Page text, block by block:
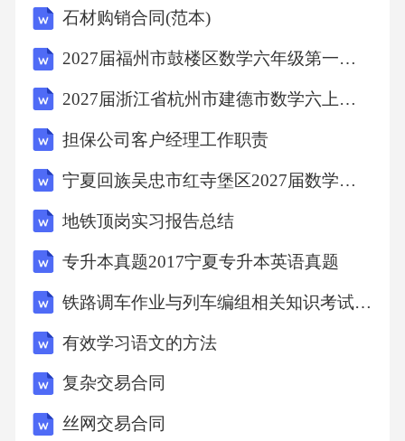
力。10.3本合同未尽事宜，双方可另行协商并签
效力。补充协议内容与本合同不一致的，以补
充协议为准。甲方（签字）：______
石材购销合同(范本)
2027届福州市鼓楼区数学六年级第一学期期末学业水平测试模拟试题含解析
2027届浙江省杭州市建德市数学六上期末统考模拟试题含解析
担保公司客户经理工作职责
宁夏回族吴忠市红寺堡区2027届数学六年级第一学期期末质量检测试题含解析
地铁顶岗实习报告总结
专升本真题2017宁夏专升本英语真题
铁路调车作业与列车编组相关知识考试试卷
有效学习语文的方法
复杂交易合同
丝网交易合同